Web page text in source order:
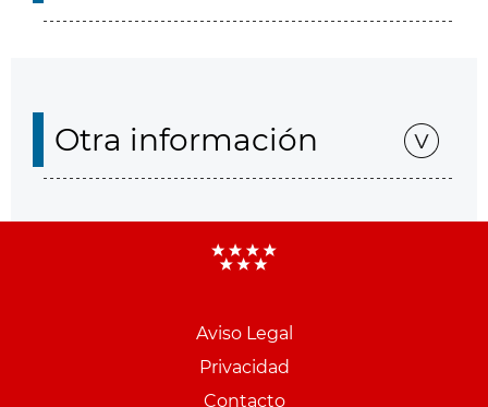
Otra información
Aviso Legal
Privacidad
Contacto